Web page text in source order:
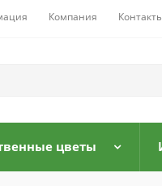
Компания
цветы